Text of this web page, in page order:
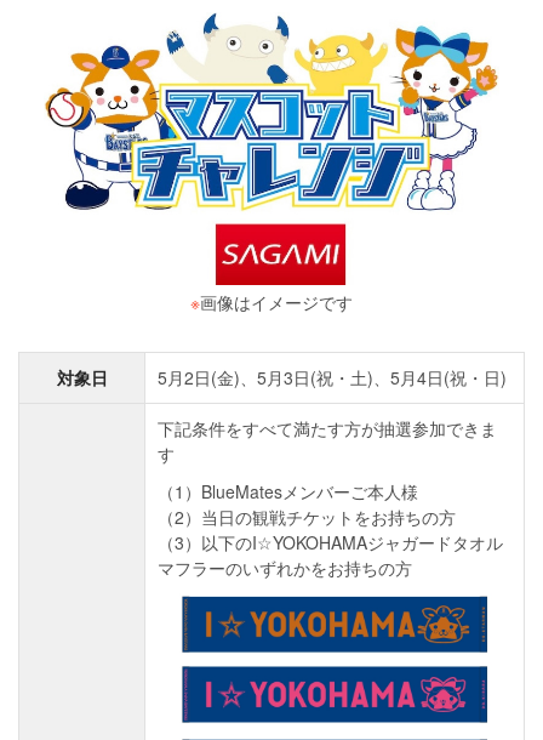
※画像はイメージです
対象日 5月2日(金)、5月3日(祝・土)、5月4日(祝・日)
下記条件をすべて満たす方が抽選参加できま
す
（1）BlueMatesメンバーご本人様
（2）当日の観戦チケットをお持ちの方
（3）以下のI☆YOKOHAMAジャガードタオル
マフラーのいずれかをお持ちの方